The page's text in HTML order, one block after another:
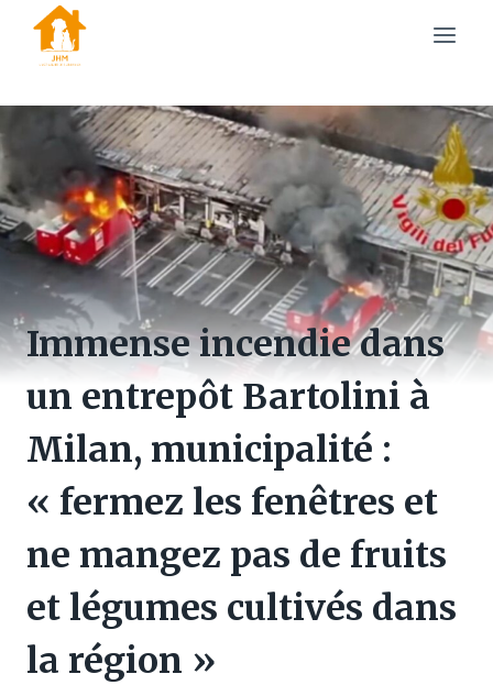
content
Immense incendie dans
un entrepôt Bartolini à
Milan, municipalité :
« fermez les fenêtres et
ne mangez pas de fruits
et légumes cultivés dans
la région »